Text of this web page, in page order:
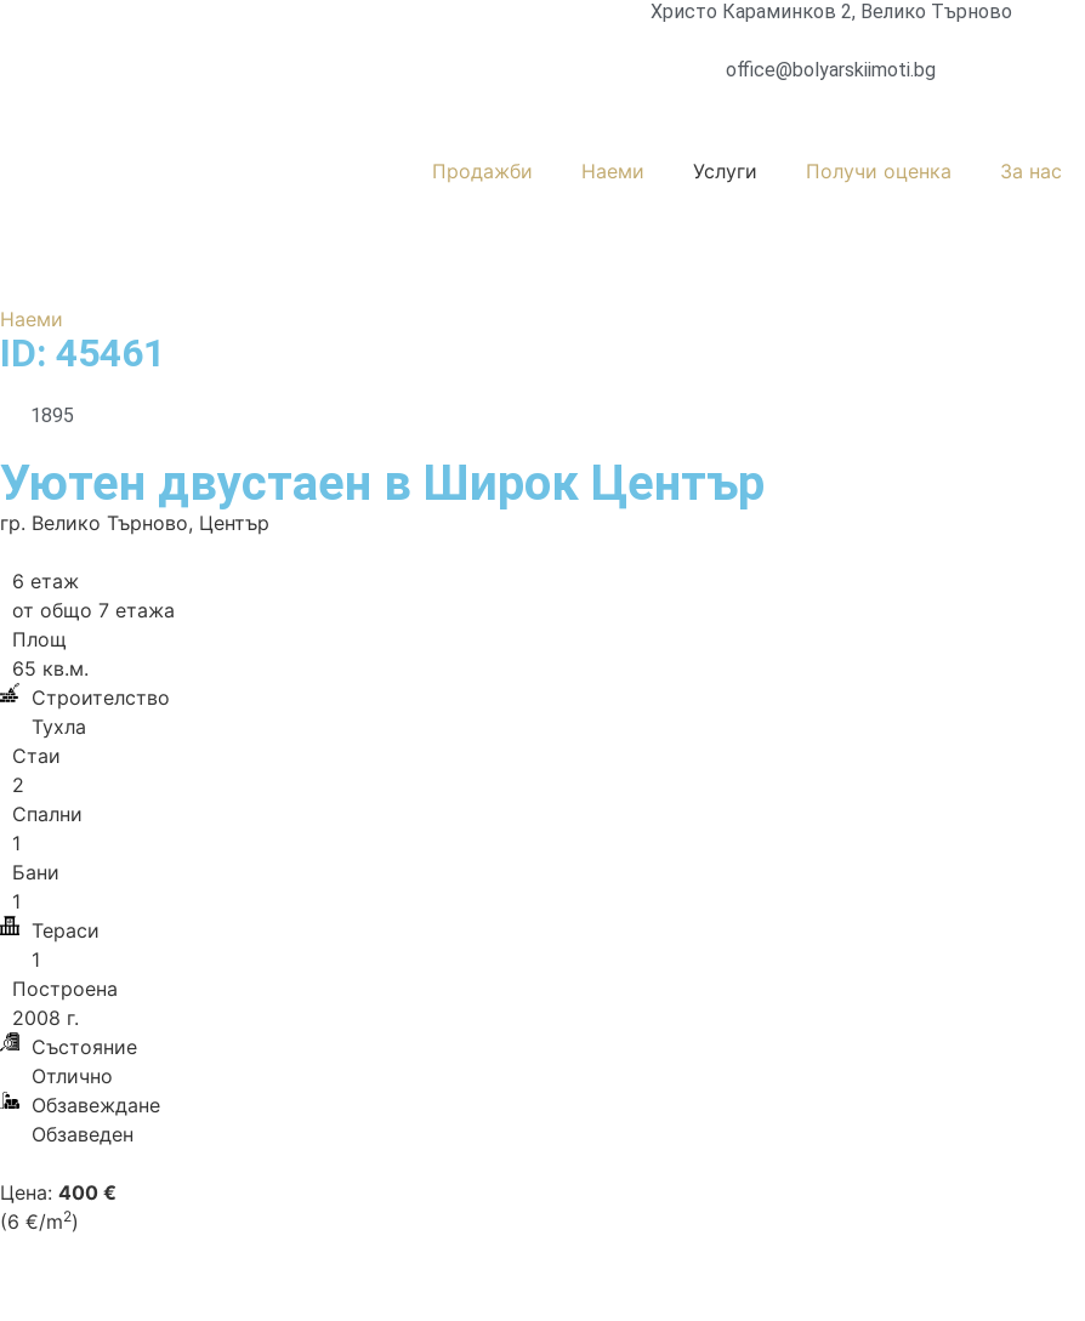
Христо Караминков 2, Велико Търново
office@bolyarskiimoti.bg
Продажби Наеми Услуги Получи оценка За нас
Наеми
ID: 45461
1895
Уютен двустаен в Широк Център
гр. Велико Търново, Център
6 етаж
от общо 7 етажа
Площ
65 кв.м.
Строителство
Тухла
Стаи
2
Спални
1
Бани
1
Тераси
1
Построена
2008 г.
Състояние
Отлично
Обзавеждане
Обзаведен
Цена: 400 €
(6 €/m2)